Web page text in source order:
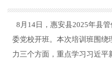
8月14日，惠安县2025年县
委党校开班。本次培训班围
力三个方面，重点学习习近平